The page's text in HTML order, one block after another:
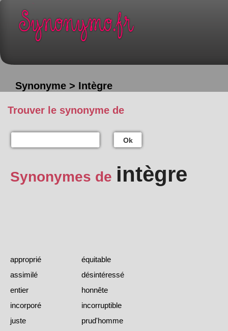
Synonyme > Intègre
Trouver le synonyme de
Ok
Synonymes de intègre
approprié
équitable
assimilé
désintéressé
entier
honnête
incorporé
incorruptible
juste
prud'homme